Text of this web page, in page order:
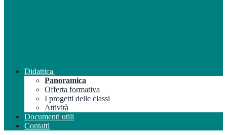
Didattica
Panoramica
Offerta formativa
I progetti delle classi
Attività
Documenti utili
Contatti